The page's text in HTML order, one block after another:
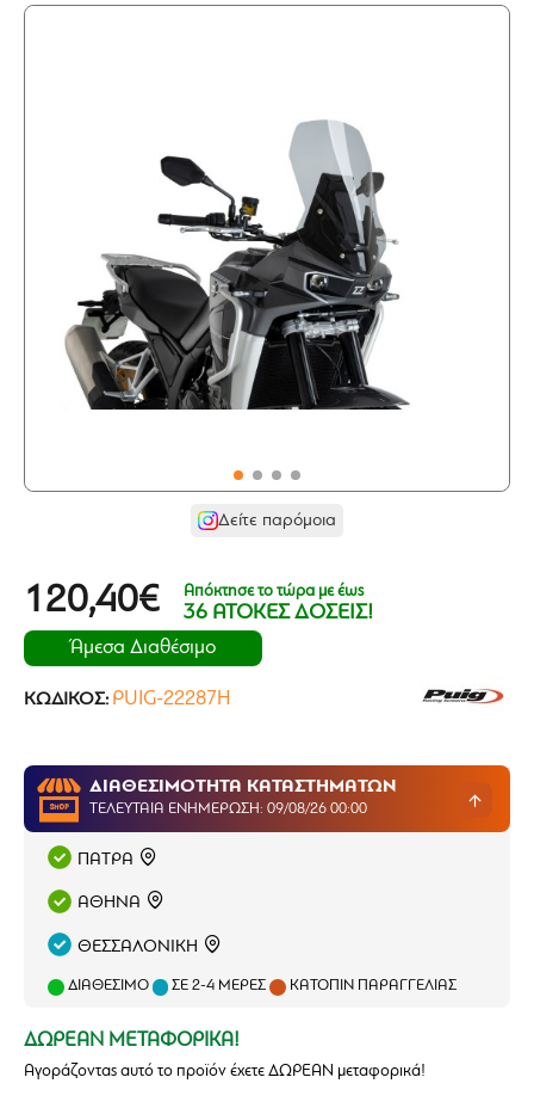
Δείτε παρόμοια
120,40€ Απόκτησε το τώρα με έως
36 ΑΤΟΚΕΣ ΔΟΣΕΙΣ!
Άμεσα Διαθέσιμο
ΚΩΔΙΚΌΣ: PUIG-22287H
ΔΙΑΘΕΣΙΜΟΤΗΤΑ ΚΑΤΑΣΤΗΜΑΤΩΝ
ΤΕΛΕΥΤΑΊΑ ΕΝΗΜΈΡΩΣΗ: 09/08/26 00:00
ΠΑΤΡΑ
ΑΘΗΝΑ
ΘΕΣΣΑΛΟΝΙΚΗ
ΔΙΑΘΈΣΙΜΟ ΣΕ 2-4 ΜΈΡΕΣ ΚΑΤΌΠΙΝ ΠΑΡΑΓΓΕΛΊΑΣ
ΔΩΡΕΑΝ ΜΕΤΑΦΟΡΙΚΑ!
Αγοράζοντας αυτό το προϊόν έχετε ΔΩΡΕΑΝ μεταφορικά!